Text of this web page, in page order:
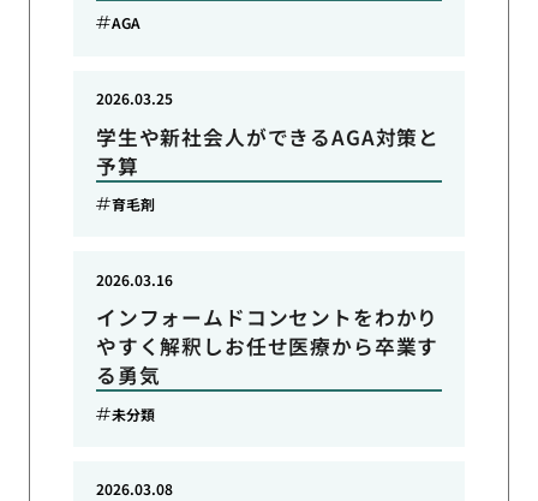
AGA
学生や新社会人ができるAGA対策と
予算
2026.03.25
育毛剤
インフォームドコンセントをわかり
やすく解釈しお任せ医療から卒業す
る勇気
2026.03.16
未分類
2026.03.08